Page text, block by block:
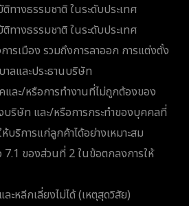
ทางธรรมชาติ ในระดับประเทศ
ทางธรรมชาติ ในระดับประเทศ
ารเมือง รวมถึงการลาออก การแต่งตั้ง
ลและประธานบริษัท
ละ/หรือการทำงานที่ไม่ถูกต้องของ
ริษัท และ/หรือการกระทำของบุคคลที่
บริการแก่ลูกค้าได้อย่างเหมาะสม
7.1 ของส่วนที่ 2 ในข้อตกลงการให้
หลีกเลี่ยงไม่ได้ (เหตุสุดวิสัย)